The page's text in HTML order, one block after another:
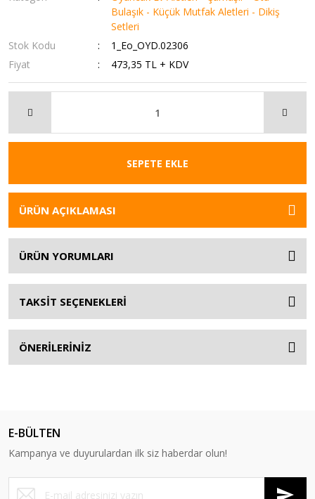
Bulaşık - Küçük Mutfak Aletleri - Dikiş
Setleri
Stok Kodu
1_Eo_OYD.02306
Fiyat
473,35 TL + KDV
SEPETE EKLE
ÜRÜN AÇIKLAMASI
ÜRÜN YORUMLARI
TAKSİT SEÇENEKLERİ
ÖNERİLERİNİZ
E-BÜLTEN
Kampanya ve duyurulardan ilk siz haberdar olun!